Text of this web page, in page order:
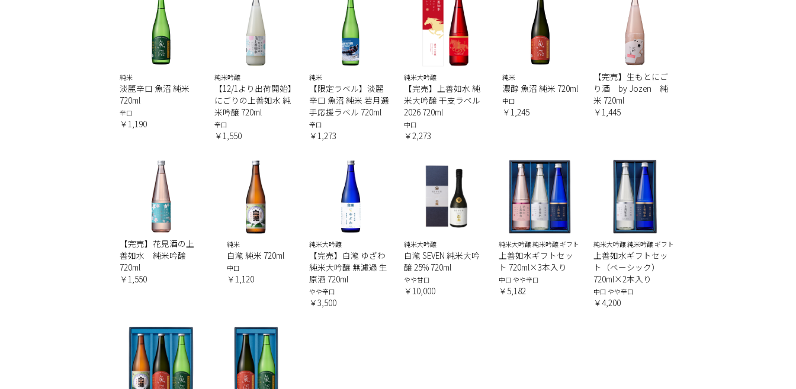
純米
淡麗辛口 魚沼 純米
720ml
辛口
￥1,190
純米吟醸
【12/1より出荷開始】
にごりの上善如水 純
米吟醸 720ml
辛口
￥1,550
純米
【限定ラベル】淡麗
辛口 魚沼 純米 若月選
手応援ラベル 720ml
辛口
￥1,273
純米大吟醸
【完売】上善如水 純
米大吟醸 干支ラベル
2026 720ml
中口
￥2,273
純米
濃醇 魚沼 純米 720ml
中口
￥1,245
【完売】生もとにご
り酒 by Jozen 純
米 720ml
￥1,445
【完売】花見酒の上
善如水 純米吟醸
720ml
￥1,550
純米
白瀧 純米 720ml
中口
￥1,120
純米大吟醸
【完売】白瀧 ゆざわ
純米大吟醸 無濾過 生
原酒 720ml
やや辛口
￥3,500
純米大吟醸
白瀧 SEVEN 純米大吟
醸 25% 720ml
やや甘口
￥10,000
純米大吟醸 純米吟醸 ギフト
上善如水ギフトセッ
ト 720ml×3本入り
中口 やや辛口
￥5,182
純米大吟醸 純米吟醸 ギフト
上善如水ギフトセッ
ト（ベーシック）
720ml×2本入り
中口 やや辛口
￥4,200